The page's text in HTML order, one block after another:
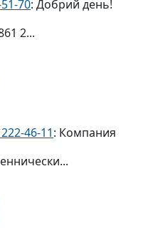
70: Добрий день!
2...
46-11: Компания